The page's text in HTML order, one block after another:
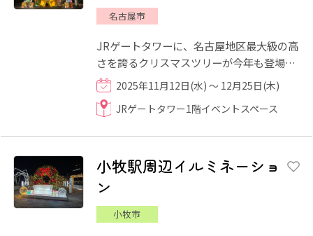
名古屋市
JRゲートタワーに、名古屋地区最大級の高
さを誇るクリスマスツリーが今年も登場！
2025年は、タワーズ開業25周年を飾るク
リスマスツリー「TOWERS ...
2025年11月12日(水) ～ 12月25日(木)
JRゲートタワー1階イベントスペース
小牧駅周辺イルミネーショ
ン
小牧市